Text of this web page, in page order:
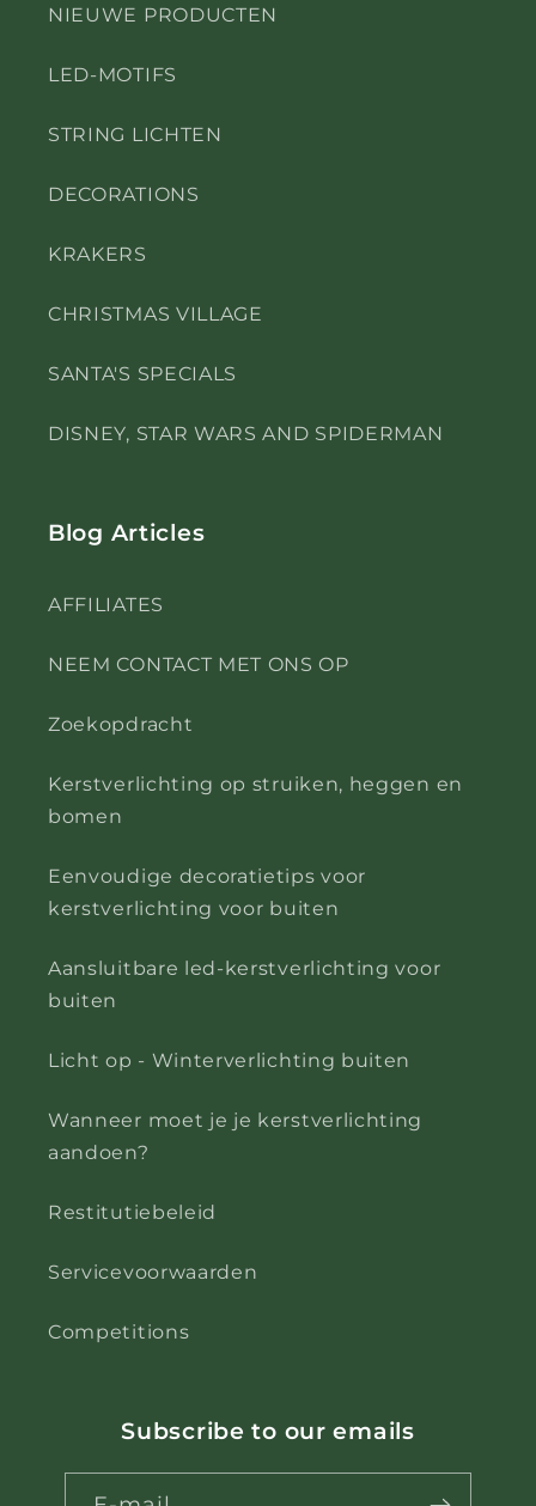
NIEUWE PRODUCTEN
LED-MOTIFS
STRING LICHTEN
DECORATIONS
KRAKERS
CHRISTMAS VILLAGE
SANTA'S SPECIALS
DISNEY, STAR WARS AND SPIDERMAN
Blog Articles
AFFILIATES
NEEM CONTACT MET ONS OP
Zoekopdracht
Kerstverlichting op struiken, heggen en
bomen
Eenvoudige decoratietips voor
kerstverlichting voor buiten
Aansluitbare led-kerstverlichting voor
buiten
Licht op - Winterverlichting buiten
Wanneer moet je je kerstverlichting
aandoen?
Restitutiebeleid
Servicevoorwaarden
Competitions
Subscribe to our emails